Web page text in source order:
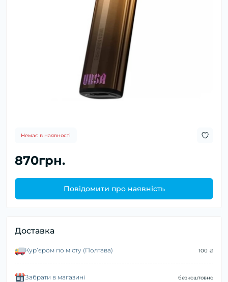
Немає в наявності
870грн.
Повідомити про наявність
Доставка
Курʼєром по місту (Полтава) 100 ₴
Забрати в магазині безкоштовно